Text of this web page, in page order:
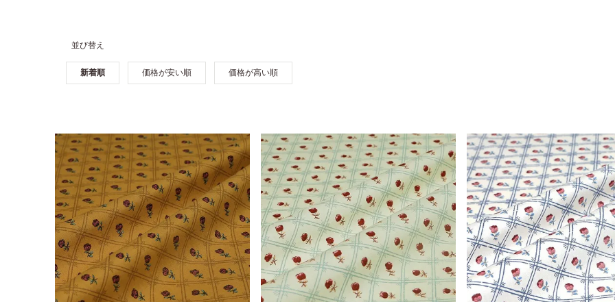
並び替え
新着順 価格が安い順 価格が高い順